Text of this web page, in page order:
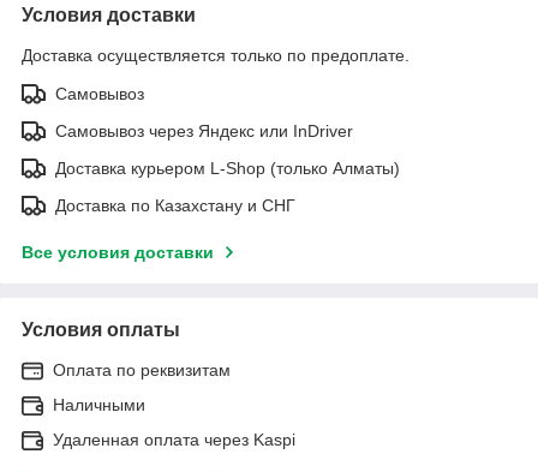
Условия доставки
Доставка осуществляется только по предоплате.
Самовывоз
Самовывоз через Яндекс или InDriver
Доставка курьером L-Shop (только Алматы)
Доставка по Казахстану и СНГ
Все условия доставки
Условия оплаты
Оплата по реквизитам
Наличными
Удаленная оплата через Kaspi